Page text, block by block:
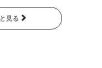
見る